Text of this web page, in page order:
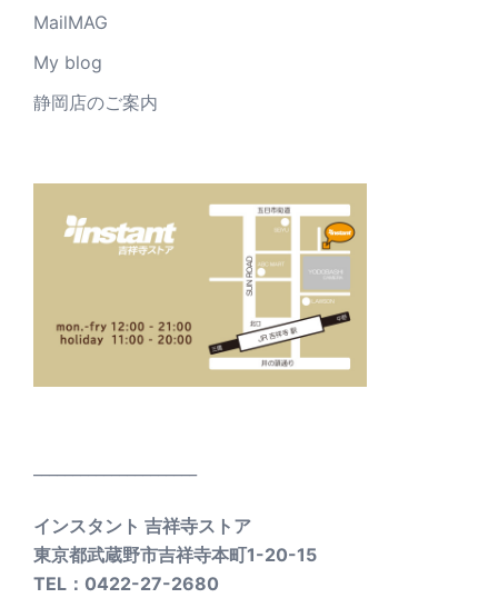
MailMAG
My blog
静岡店のご案内
インスタント 吉祥寺ストア
東京都武蔵野市吉祥寺本町1-20-15
TEL：0422-27-2680